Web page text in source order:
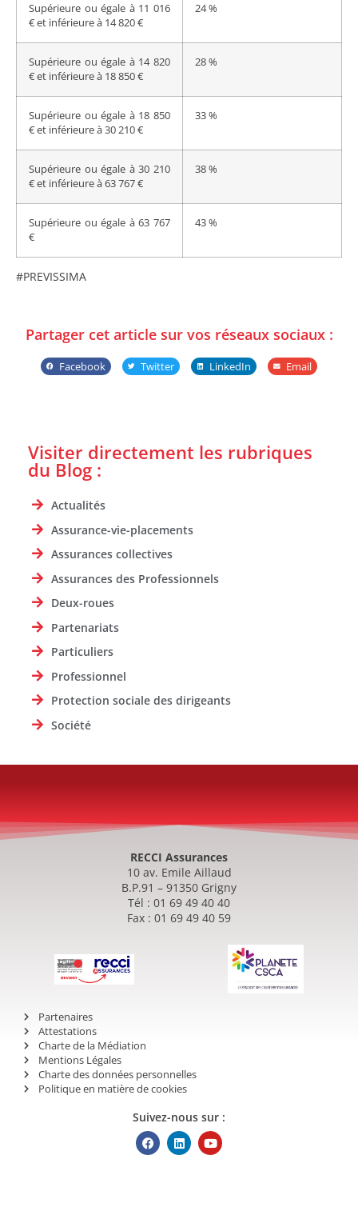
Supérieure ou égale à 11 016
€ et inférieure à 14 820 €
24 %
Supérieure ou égale à 14 820
€ et inférieure à 18 850 €
28 %
Supérieure ou égale à 18 850
€ et inférieure à 30 210 €
33 %
Supérieure ou égale à 30 210
€ et inférieure à 63 767 €
38 %
Supérieure ou égale à 63 767
€
43 %
#PREVISSIMA
Partager cet article sur vos réseaux sociaux :
Facebook Twitter LinkedIn Email
Visiter directement les rubriques
du Blog :
Actualités
Assurance-vie-placements
Assurances collectives
Assurances des Professionnels
Deux-roues
Partenariats
Particuliers
Professionnel
Protection sociale des dirigeants
Société
RECCI Assurances
10 av. Emile Aillaud
B.P.91 – 91350 Grigny
Tél : 01 69 49 40 40
Fax : 01 69 49 40 59
Partenaires
Attestations
Charte de la Médiation
Mentions Légales
Charte des données personnelles
Politique en matière de cookies
Suivez-nous sur :